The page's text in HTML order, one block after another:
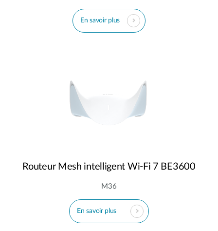
En savoir plus
Routeur Mesh intelligent Wi-Fi 7 BE3600
M36
En savoir plus